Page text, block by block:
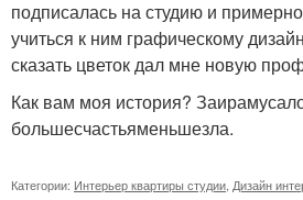
подписалась на студию и
учиться к ним графическому
сказать цветок дал мне новую
Как вам моя история?
большесчастьяменьшезла.
Категории: Интерьер квартиры студии Дизайн